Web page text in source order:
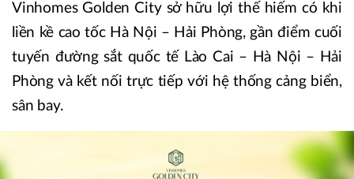
Vinhomes Golden City sở hữu lợi thế hiếm có khi
liền kề cao tốc Hà Nội – Hải Phòng, gần điểm cuối
tuyến đường sắt quốc tế Lào Cai – Hà Nội – Hải
Phòng và kết nối trực tiếp với hệ thống cảng biển,
sân bay.